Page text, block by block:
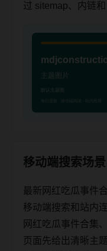
过 sitemap、内链
移动端搜索场景
最新网红吃瓜事件
移动端搜索和站内
网红吃瓜事件合集
页面先给出清晰主